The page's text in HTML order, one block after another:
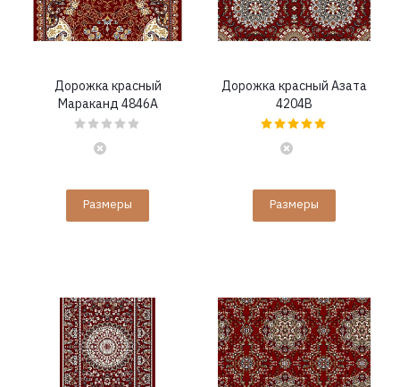
Дорожка красный
Мараканд 4846A
Размеры
Дорожка красный Азата
4204B
Размеры